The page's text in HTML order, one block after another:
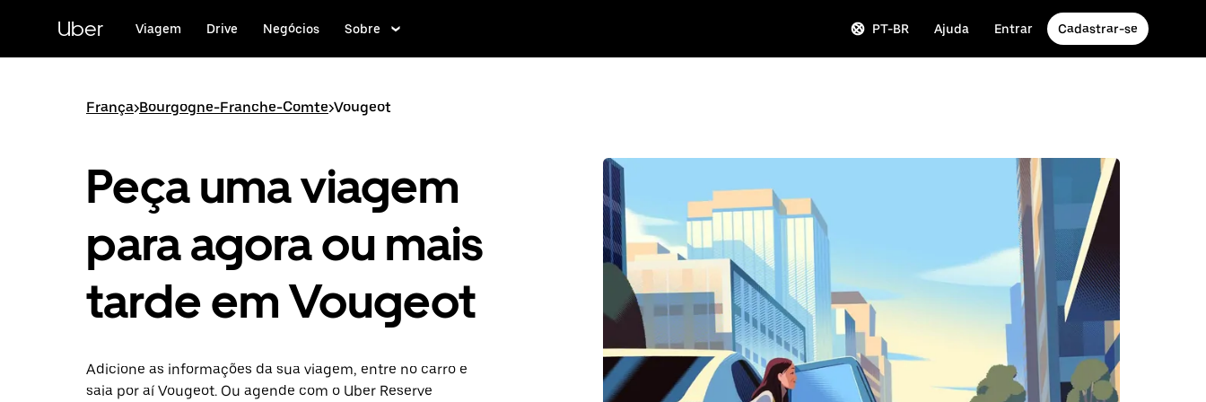
conteúdo
Uber Viagem Drive Negócios Sobre PT-BR Ajuda Entrar Cadastrar-se
França>Bourgogne-Franche-Comte>Vougeot
Peça uma viagem
para agora ou mais
tarde em Vougeot
Adicione as informações da sua viagem, entre no carro e
saia por aí Vougeot. Ou agende com o Uber Reserve